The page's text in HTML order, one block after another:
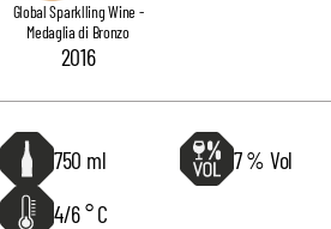
Global Sparklling Wine -
Medaglia di Bronzo
2016
750 ml
7 % Vol
4/6 ° C